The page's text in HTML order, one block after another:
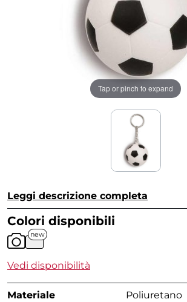
Tap or pinch to expand
Leggi descrizione completa
Colori disponibili
new
Vedi disponibilità
Materiale Poliuretano